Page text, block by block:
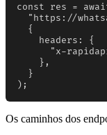
const res =
"https://
  {
    headers: {
"x-
    },
  }
);
Os caminhos dos